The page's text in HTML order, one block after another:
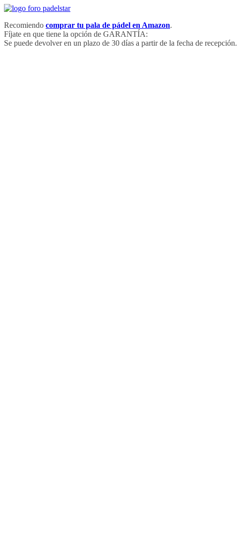
Saltar
contenido
Recomiendo comprar tu pala de pádel en Amazon.
Fíjate en que tiene la opción de GARANTÍA:
Se puede devolver en un plazo de 30 días a partir de la fecha de recepción.